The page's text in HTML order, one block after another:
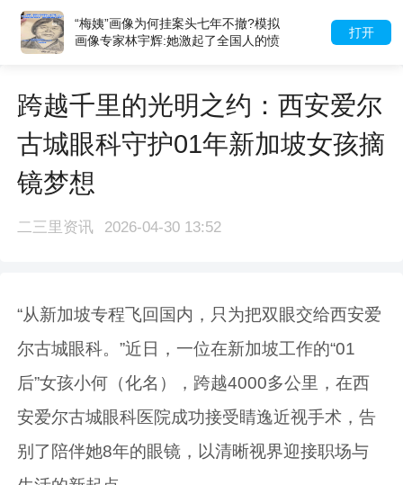
打开
“梅姨”画像为何挂案头七年不撤?模拟
画像专家林宇辉:她激起了全国人的愤
跨越千里的光明之约：西安爱尔
古城眼科守护01年新加坡女孩摘
镜梦想
二三里资讯 2026-04-30 13:52
“从新加坡专程飞回国内，只为把双眼交给西安爱
尔古城眼科。”近日，一位在新加坡工作的“01
后”女孩小何（化名），跨越4000多公里，在西
安爱尔古城眼科医院成功接受睛逸近视手术，告
别了陪伴她8年的眼镜，以清晰视界迎接职场与